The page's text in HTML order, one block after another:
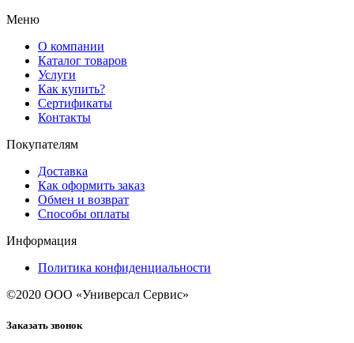
Меню
О компании
Каталог товаров
Услуги
Как купить?
Сертификаты
Контакты
Покупателям
Доставка
Как оформить заказ
Обмен и возврат
Способы оплаты
Информация
Политика конфиденциальности
©2020 ООО «Универсал Сервис»
Заказать звонок